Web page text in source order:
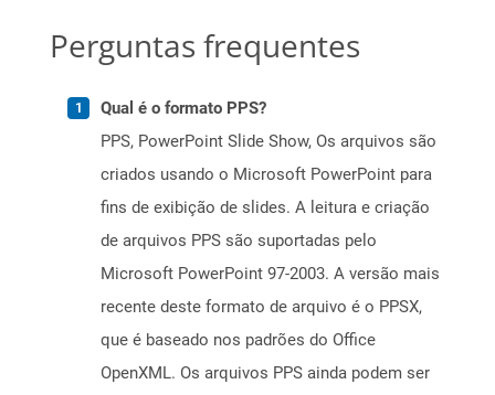
Perguntas frequentes
Qual é o formato PPS?
PPS, PowerPoint Slide Show, Os arquivos são
criados usando o Microsoft PowerPoint para
fins de exibição de slides. A leitura e criação
de arquivos PPS são suportadas pelo
Microsoft PowerPoint 97-2003. A versão mais
recente deste formato de arquivo é o PPSX,
que é baseado nos padrões do Office
OpenXML. Os arquivos PPS ainda podem ser